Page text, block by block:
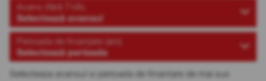
Avans (fără TVA)
Selectează avansul
Perioada de finanțare (ani)
Selectează perioada
Selecteaza avansul si perioada de finantare de mai sus